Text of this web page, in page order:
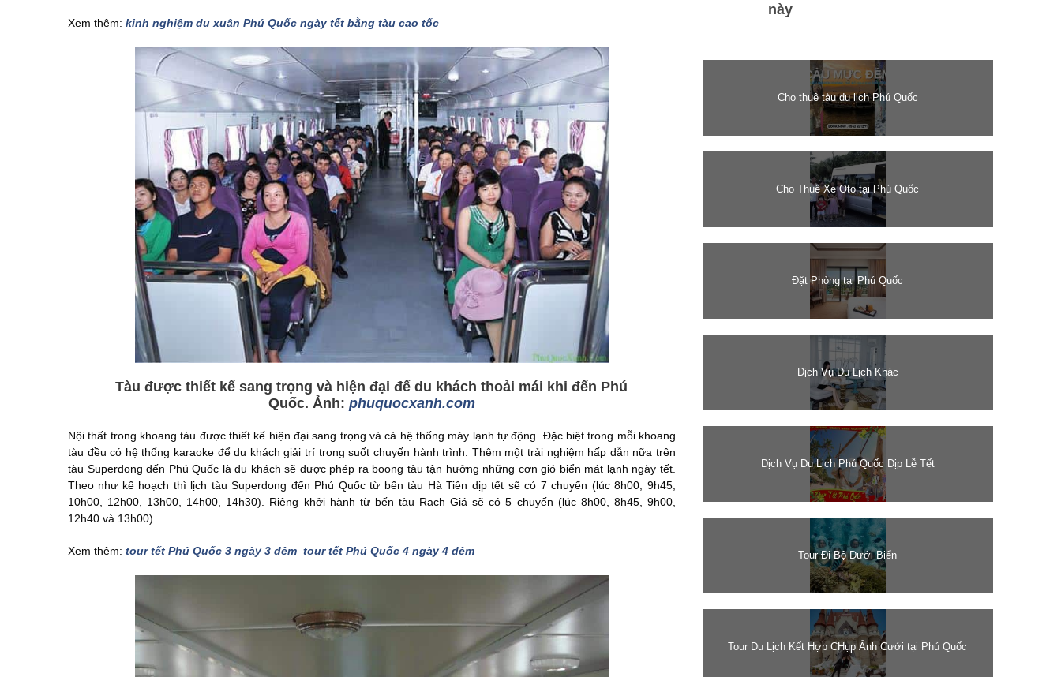
Xem thêm: kinh nghiệm du xuân Phú Quốc ngày tết bằng tàu cao tốc
Tàu được thiết kế sang trọng và hiện đại để du khách thoải mái khi đến Phú
Quốc. Ảnh: phuquocxanh.com
Nội thất trong khoang tàu được thiết kế hiện đại sang trọng và cả hệ thống máy lạnh tự động. Đặc biệt trong mỗi khoang
tàu đều có hệ thống karaoke để du khách giải trí trong suốt chuyến hành trình. Thêm một trải nghiệm hấp dẫn nữa trên
tàu Superdong đến Phú Quốc là du khách sẽ được phép ra boong tàu tận hưởng những cơn gió biển mát lạnh ngày tết.
Theo như kế hoạch thì lịch tàu Superdong đến Phú Quốc từ bến tàu Hà Tiên dịp tết sẽ có 7 chuyến (lúc 8h00, 9h45,
10h00, 12h00, 13h00, 14h00, 14h30). Riêng khởi hành từ bến tàu Rạch Giá sẽ có 5 chuyến (lúc 8h00, 8h45, 9h00,
12h40 và 13h00).
Xem thêm: tour tết Phú Quốc 3 ngày 3 đêm tour tết Phú Quốc 4 ngày 4 đêm
này
Cho thuê tàu du lịch Phú Quốc
Cho Thuê Xe Oto tại Phú Quốc
Đặt Phòng tại Phú Quốc
Dịch Vụ Du Lịch Khác
Dịch Vụ Du Lịch Phú Quốc Dịp Lễ Tết
Tour Đi Bộ Dưới Biển
Tour Du Lịch Kết Hợp CHụp Ảnh Cưới tại Phú Quốc